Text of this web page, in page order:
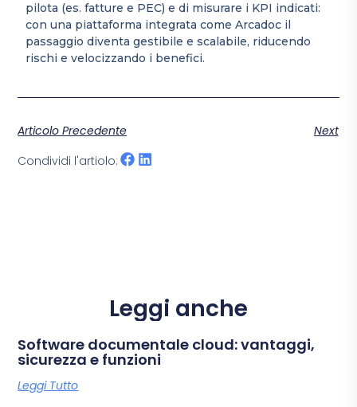
pilota (es. fatture e PEC) e di misurare i KPI indicati:
con una piattaforma integrata come Arcadoc il
passaggio diventa gestibile e scalabile, riducendo
rischi e velocizzando i benefici.
Articolo Precedente
Next
Condividi l'artiolo:
Leggi anche
Software documentale cloud: vantaggi,
sicurezza e funzioni
Leggi Tutto